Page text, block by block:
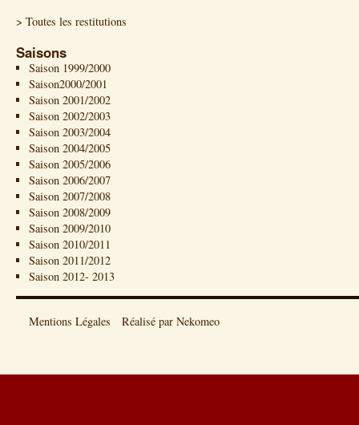
> Toutes les restitutions
Saisons
Saison 1999/2000
Saison2000/2001
Saison 2001/2002
Saison 2002/2003
Saison 2003/2004
Saison 2004/2005
Saison 2005/2006
Saison 2006/2007
Saison 2007/2008
Saison 2008/2009
Saison 2009/2010
Saison 2010/2011
Saison 2011/2012
Saison 2012- 2013
Mentions Légales Réalisé par Nekomeo